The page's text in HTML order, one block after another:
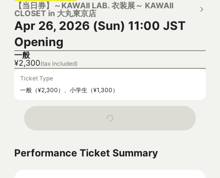
【当日券】～KAWAII LAB. 衣装展～ KAWAII
CLOSET in 大丸東京店
Apr 26, 2026 (Sun) 11:00 JST
Opening
一般
¥2,300(tax included)
Ticket Type
一般（¥2,300）、小学生（¥1,300）
Performance Ticket Summary